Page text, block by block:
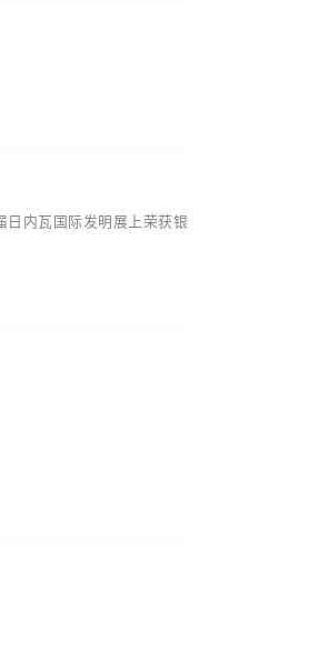
日内瓦国际发明展上荣获银